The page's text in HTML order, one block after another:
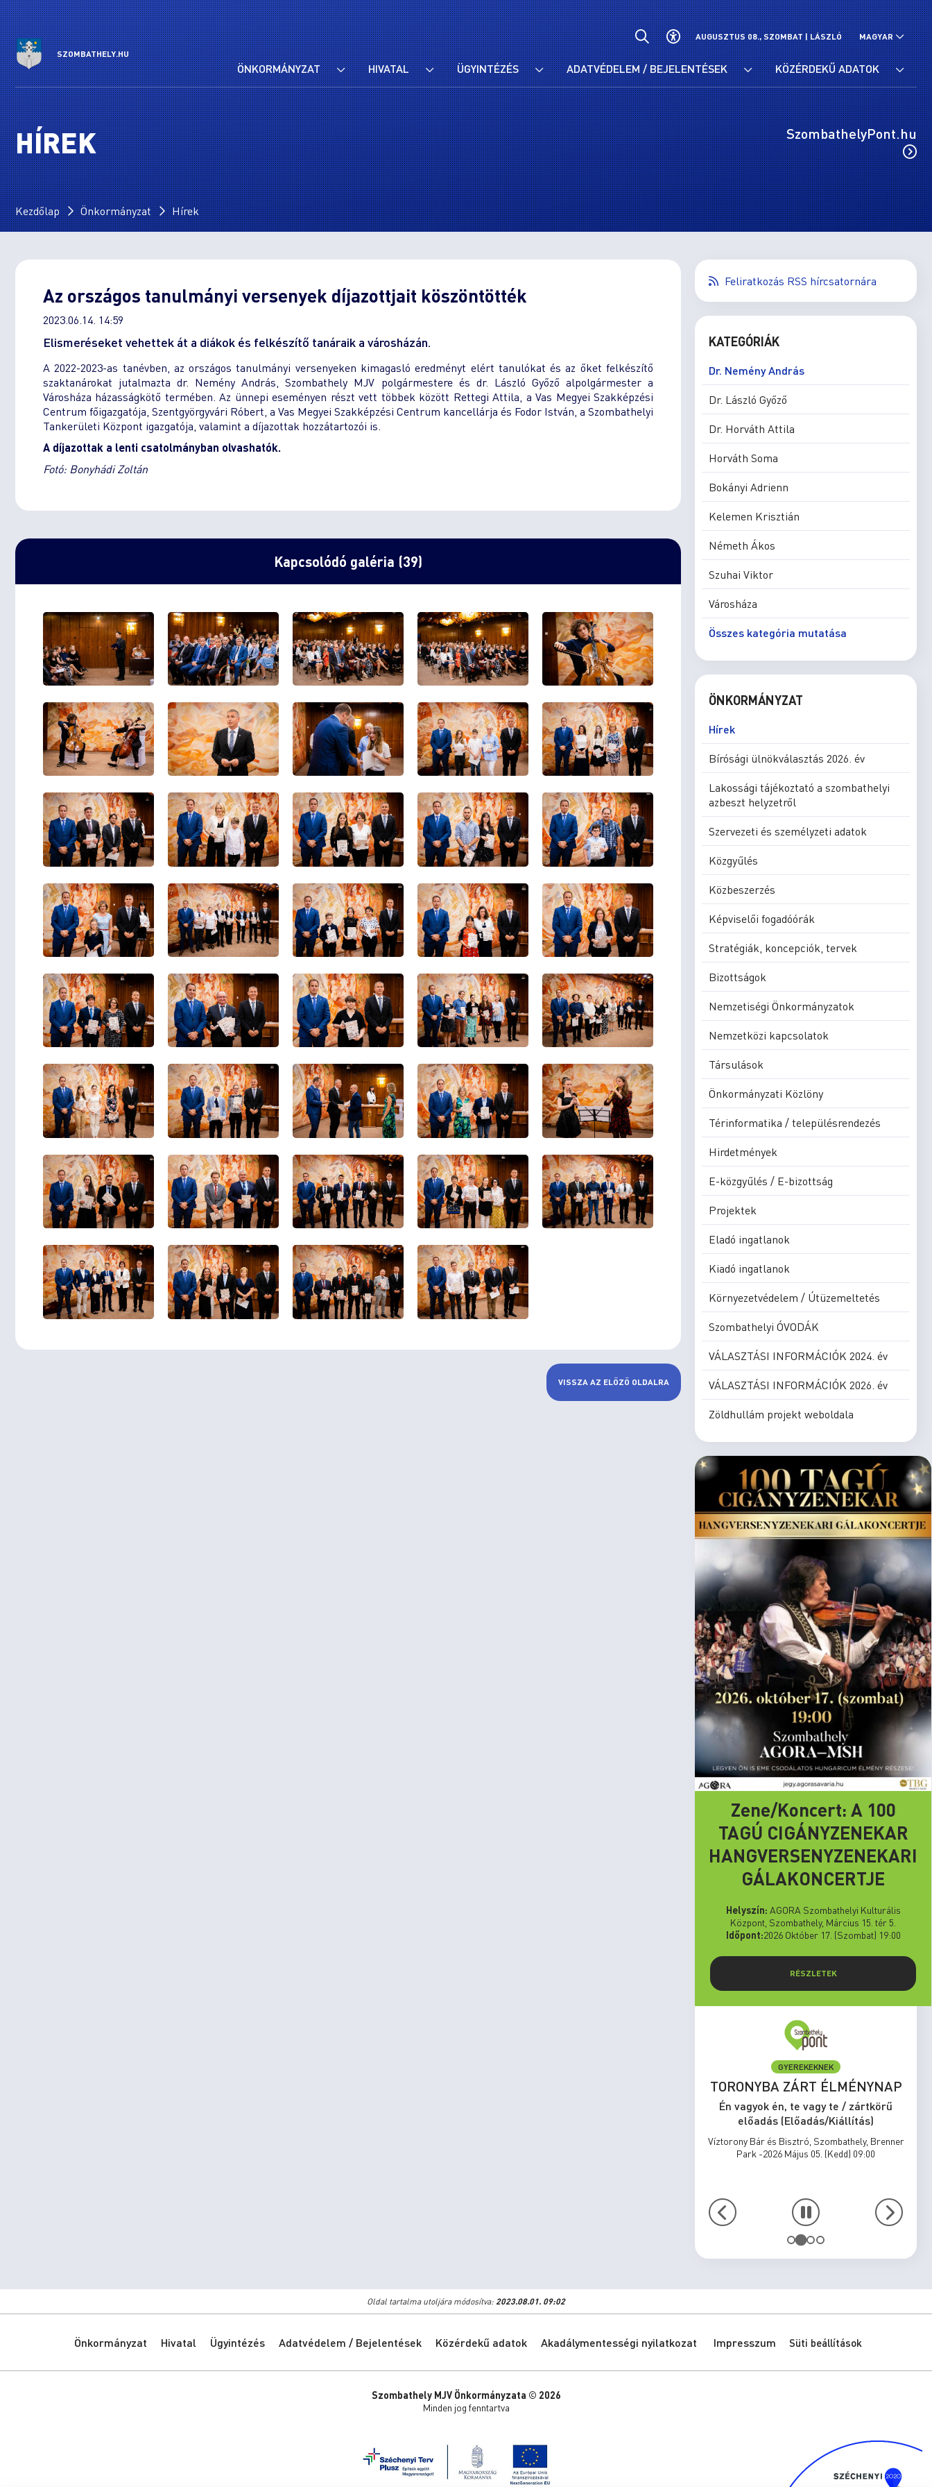
SZOMBATHELY.HU
AUGUSZTUS 08., SZOMBAT |LÁSZLÓ MAGYAR
ÖNKORMÁNYZAT HIVATAL ÜGYINTÉZÉS ADATVÉDELEM / BEJELENTÉSEK KÖZÉRDEKŰ ADATOK
HÍREK SzombathelyPont.hu
Kezdőlap Önkormányzat Hírek
Az országos tanulmányi versenyek díjazottjait köszöntötték
2023.06.14. 14:59
Elismeréseket vehettek át a diákok és felkészítő tanáraik a városházán.
A 2022-2023-as tanévben, az országos tanulmányi versenyeken kimagasló eredményt elért tanulókat és az őket felkészítő
szaktanárokat jutalmazta dr. Nemény András, Szombathely MJV polgármestere és dr. László Győző alpolgármester a
Városháza házasságkötő termében. Az ünnepi eseményen részt vett többek között Rettegi Attila, a Vas Megyei Szakképzési
Centrum főigazgatója, Szentgyörgyvári Róbert, a Vas Megyei Szakképzési Centrum kancellárja és Fodor István, a Szombathelyi
Tankerületi Központ igazgatója, valamint a díjazottak hozzátartozói is.
A díjazottak a lenti csatolmányban olvashatók.
Fotó: Bonyhádi Zoltán
Kapcsolódó galéria (39)
VISSZA AZ ELŐZŐ OLDALRA
Feliratkozás RSS hírcsatornára
KATEGÓRIÁK
Dr. Nemény András
Dr. László Győző
Dr. Horváth Attila
Horváth Soma
Bokányi Adrienn
Kelemen Krisztián
Németh Ákos
Szuhai Viktor
Városháza
Összes kategória mutatása
ÖNKORMÁNYZAT
Hírek
Bírósági ülnökválasztás 2026. év
Lakossági tájékoztató a szombathelyi
azbeszt helyzetről
Szervezeti és személyzeti adatok
Közgyűlés
Közbeszerzés
Képviselői fogadóórák
Stratégiák, koncepciók, tervek
Bizottságok
Nemzetiségi Önkormányzatok
Nemzetközi kapcsolatok
Társulások
Önkormányzati Közlöny
Térinformatika / településrendezés
Hirdetmények
E-közgyűlés / E-bizottság
Projektek
Eladó ingatlanok
Kiadó ingatlanok
Környezetvédelem / Útüzemeltetés
Szombathelyi ÓVODÁK
VÁLASZTÁSI INFORMÁCIÓK 2024. év
VÁLASZTÁSI INFORMÁCIÓK 2026. év
Zöldhullám projekt weboldala
Zene/Koncert: A 100
TAGÚ CIGÁNYZENEKAR
HANGVERSENYZENEKARI
GÁLAKONCERTJE
Helyszín: AGORA Szombathelyi Kulturális
Központ, Szombathely, Március 15. tér 5.
Időpont:2026 Október 17. (Szombat) 19:00
RÉSZLETEK
GYEREKEKNEK
TORONYBA ZÁRT ÉLMÉNYNAP
Én vagyok én, te vagy te / zártkörű
előadás (Előadás/Kiállítás)
Víztorony Bár és Bisztró, Szombathely, Brenner
Park -2026 Május 05. (Kedd) 09:00
Oldal tartalma utoljára módosítva: 2023.08.01. 09:02
Önkormányzat Hivatal Ügyintézés Adatvédelem / Bejelentések Közérdekű adatok Akadálymentességi nyilatkozat Impresszum Süti beállítások
Szombathely MJV Önkormányzata © 2026
Minden jog fenntartva